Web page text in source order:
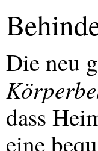
Die neu
dass
eine